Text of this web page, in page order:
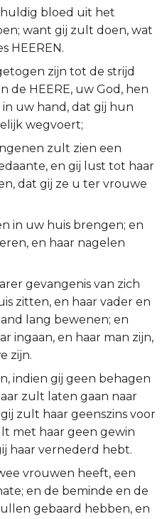
bloed uit het
want gij zult doen, wat
HEEREN.
zijn tot de strijd
de HEERE, uw God, hen
uw hand, dat gij hun
wegvoert;
zult zien een
en gij lust tot haar
dat gij ze u ter vrouwe
in uw huis brengen; en
en haar nagelen
gevangenis van zich
zitten, en haar vader en
lang bewenen; en
ingaan, en haar man zijn,
zijn.
indien gij geen behagen
zult laten gaan naar
zult haar geenszins voor
met haar geen gewin
haar vernederd hebt.
vrouwen heeft, een
en de beminde en de
gebaard hebben, en